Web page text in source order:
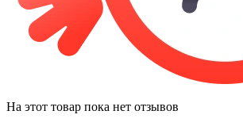
На этот товар пока нет отзывов